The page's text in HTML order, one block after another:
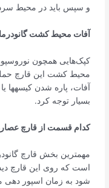
و سپس باید در محیط
آفات محیط کشت گانودرما
کپک­‌هایی همچون
محیط کشت این قارچ حمله
آفات، پاره شدن کیسه­ها
بسیار توجه کرد.
کدام قسمت از قارچ
مهمترین بخش قارچ
است که روی این قارچ
شود به زمان اسپور دهی